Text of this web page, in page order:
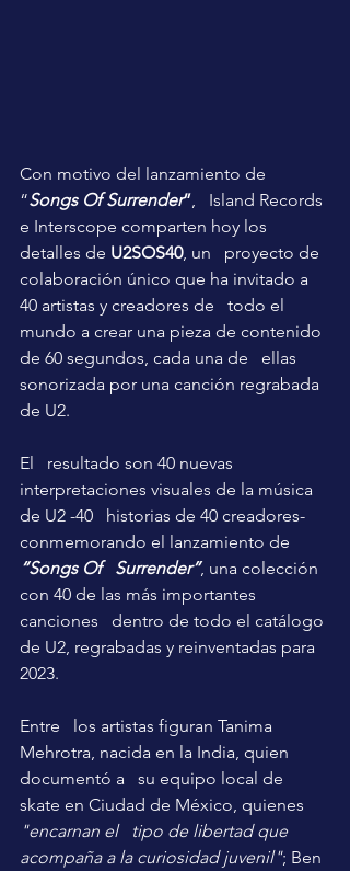
Con motivo del lanzamiento de
“Songs Of Surrender” ,   Island Records
e Interscope comparten hoy los
detalles de U2SOS40, un   proyecto de
colaboración único que ha invitado a
40 artistas y creadores de   todo el
mundo a crear una pieza de contenido
de 60 segundos, cada una de   ellas
sonorizada por una canción regrabada
de U2.
El   resultado son 40 nuevas
interpretaciones visuales de la música
de U2 -40   historias de 40 creadores-
conmemorando el lanzamiento de
“Songs Of   Surrender”, una colección
con 40 de las más importantes
canciones   dentro de todo el catálogo
de U2, regrabadas y reinventadas para
2023.
Entre   los artistas figuran Tanima
Mehrotra, nacida en la India, quien
documentó a   su equipo local de
skate en Ciudad de México, quienes
"encarnan el   tipo de libertad que
acompaña a la curiosidad juvenil"; Ben